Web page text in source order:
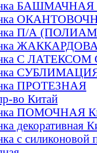
БАШМАЧНАЯ
П/А
С ЛАТЕКСОМ
ПРОТЕЗНАЯ
во Китай
ПОМОЧНАЯ
декоративная
с силиконовой